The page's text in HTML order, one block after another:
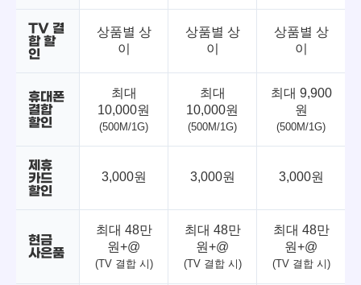
TV 결
합 할
인
상품별 상
이
상품별 상
이
상품별 상
이
휴대폰
결합
할인
최대
10,000원
(500M/1G)
최대
10,000원
(500M/1G)
최대 9,900
원
(500M/1G)
제휴
카드
할인
3,000원 3,000원 3,000원
현금
사은품
최대 48만
원+@
(TV 결합 시)
최대 48만
원+@
(TV 결합 시)
최대 48만
원+@
(TV 결합 시)